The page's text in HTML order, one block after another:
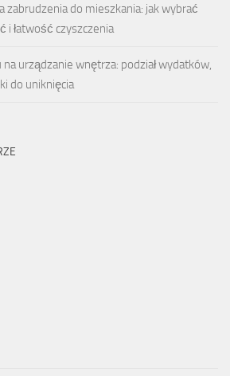
zabrudzenia do mieszkania: jak wybrać
i łatwość czyszczenia
urządzanie wnętrza: podział wydatków,
do uniknięcia